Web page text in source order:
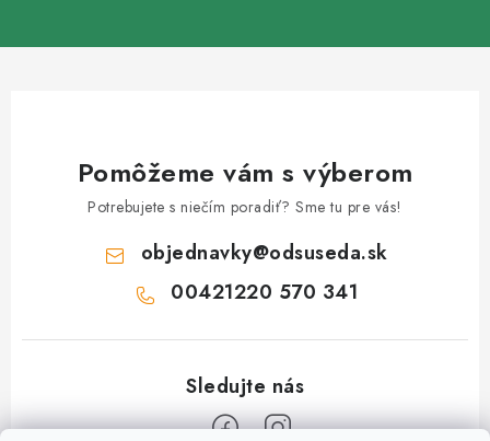
Pomôžeme vám s výberom
Potrebujete s niečím poradiť? Sme tu pre vás!
objednavky@odsuseda.sk
00421220 570 341